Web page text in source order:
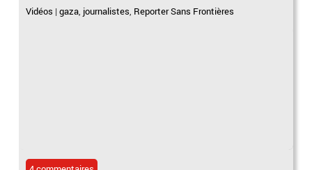
Vidéos |gaza, journalistes, Reporter Sans Frontières